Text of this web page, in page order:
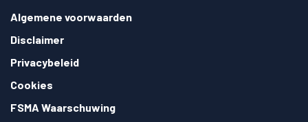
Algemene voorwaarden
Disclaimer
Privacybeleid
Cookies
FSMA Waarschuwing